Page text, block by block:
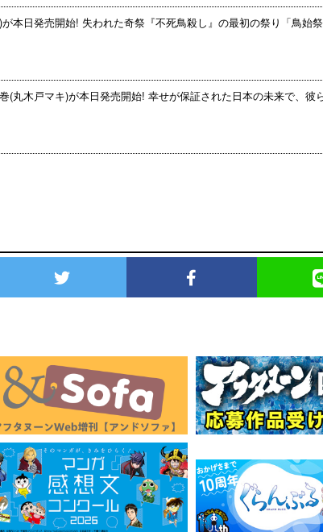
が本日発売開始! 失われた奇祭『不死鳥殺し』の最初の祭り「鳥始
(丸木戸マキ)が本日発売開始! 幸せが保証された日本の未来で、